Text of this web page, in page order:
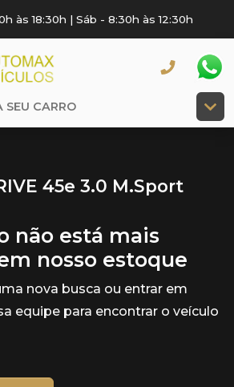
às 18:30h | Sáb - 8:30h às 12:30h
SEU CARRO
45e 3.0 M.Sport
não está mais
nosso estoque
nova busca ou entrar em
equipe para encontrar o veículo